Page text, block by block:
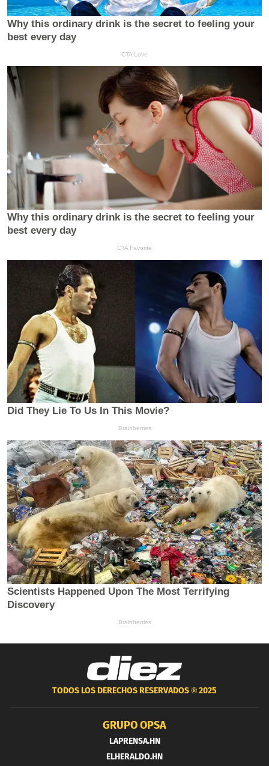
TODOS LOS DERECHOS RESERVADOS ®2025
GRUPO OPSA
LAPRENSA.HN
ELHERALDO.HN